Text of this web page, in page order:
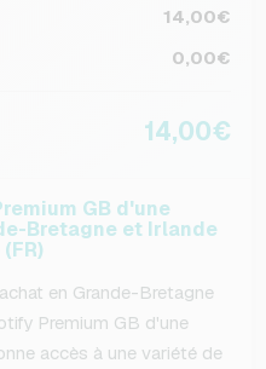
14,00€
0,00€
14,00€
GB d'une
Bretagne et Irlande
en Grande-Bretagne
Premium GB d'une
accès à une variété de